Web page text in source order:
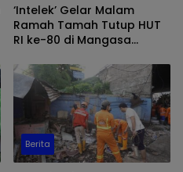
‘Intelek’ Gelar Malam
Ramah Tamah Tutup HUT
RI ke-80 di Mangasa
Berita